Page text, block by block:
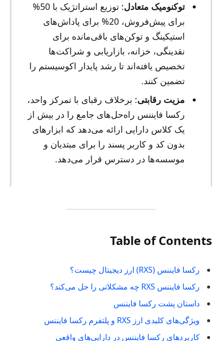
توکنومیک متعادل
: توزیع استراتژیک با 50%
برای پیش‌فروش، 20% برای پاداش‌های
استیکینگ و توکن‌های باقی‌مانده برای
نقدینگی، خزانه، بازاریابی و شراکت‌ها
تخصیص یافته‌اند تا رشد پایدار اکوسیستم را
تضمین کنند.
مزیت رقابتی: برخلاف رقبای با تمرکز واحد،
رکسا فایننس راه‌حل‌های جامع را در بیش از
یک کلاس دارایی ارائه می‌دهد که ابزارهای
بدون کد و کاربر پسند را برای مبتدیان و
موسسه‌ها در دسترس قرار می‌دهد.
Table of Contents
رکسا فایننس (RXS) ارز دیجیتال چیست؟
رکسا فایننس RXS چه مشکلاتی را حل می‌کند؟
داستان پشت رکسا فایننس
ویژگی‌های کلیدی ارز RXS و پلتفرم رکسا فایننس
کاربردهای رکسا فایننس در دارایی‌های واقعی